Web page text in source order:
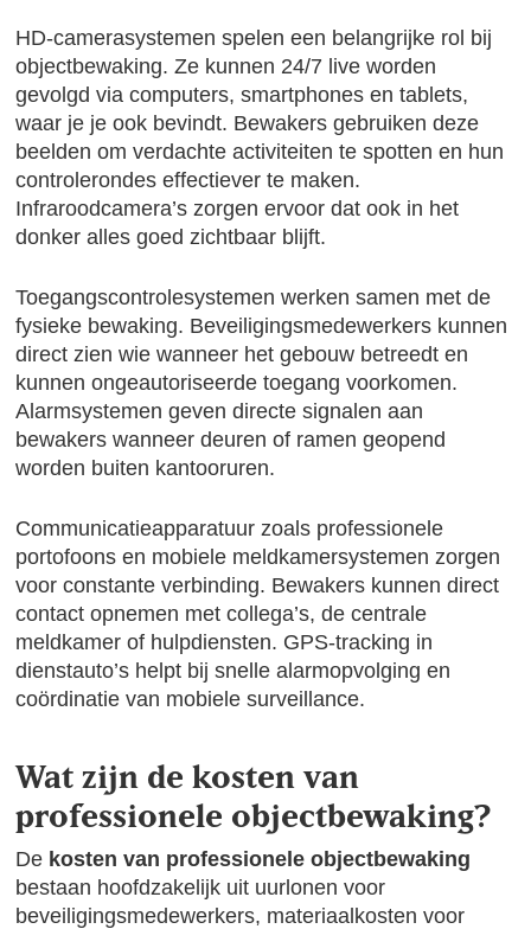
HD-camerasystemen spelen een belangrijke rol bij
objectbewaking. Ze kunnen 24/7 live worden
gevolgd via computers, smartphones en tablets,
waar je je ook bevindt. Bewakers gebruiken deze
beelden om verdachte activiteiten te spotten en hun
controlerondes effectiever te maken.
Infraroodcamera’s zorgen ervoor dat ook in het
donker alles goed zichtbaar blijft.
Toegangscontrolesystemen werken samen met de
fysieke bewaking. Beveiligingsmedewerkers kunnen
direct zien wie wanneer het gebouw betreedt en
kunnen ongeautoriseerde toegang voorkomen.
Alarmsystemen geven directe signalen aan
bewakers wanneer deuren of ramen geopend
worden buiten kantooruren.
Communicatieapparatuur zoals professionele
portofoons en mobiele meldkamersystemen zorgen
voor constante verbinding. Bewakers kunnen direct
contact opnemen met collega’s, de centrale
meldkamer of hulpdiensten. GPS-tracking in
dienstauto’s helpt bij snelle alarmopvolging en
coördinatie van mobiele surveillance.
Wat zijn de kosten van
professionele objectbewaking?
De kosten van professionele objectbewaking
bestaan hoofdzakelijk uit uurlonen voor
beveiligingsmedewerkers, materiaalkosten voor